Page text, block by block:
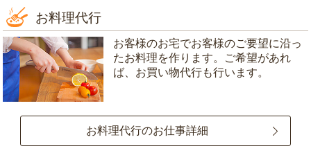
お料理代行
お客様のお宅でお客様のご要望に沿っ
たお料理を作ります。ご希望があれ
ば、お買い物代行も行います。
お料理代行のお仕事詳細